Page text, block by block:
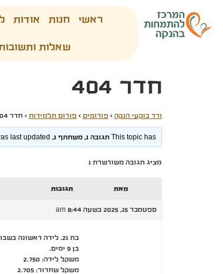
ראשי חנות אודות
שאלות
חדר 404
ורד בוקעי הנקה › פורומים › פורום תלמידות › חדר 404
This topic has תגובה 1, משתתף 1, and was last updated
מציג תגובה משורשרת 1
מאת תגובות
ספטמבר 15, 2025 בשעה 8:44 am
בת 21. לידה ראשונה בשבוע 41+1
בן 9 ימים.
משקל לידה: 2.750
משקל שחרור: 2.705